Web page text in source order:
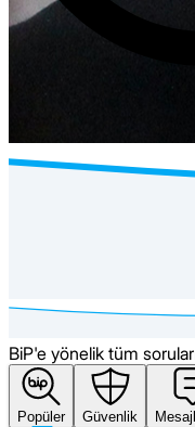
BiP'e yönelik tüm
Popüler Güvenlik